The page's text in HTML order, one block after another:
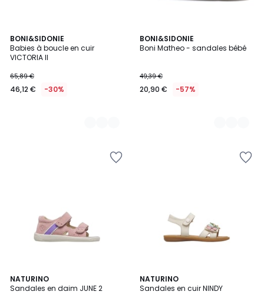
BONI&SIDONIE
Babies à boucle en cuir
VICTORIA II
65,89 €
46,12 € -30%
2
Couleurs
BONI&SIDONIE
Boni Matheo - sandales bébé
49,39 €
20,90 € -57%
2
Couleurs
NATURINO
Sandales en daim JUNE 2
NATURINO
Sandales en cuir NINDY
2
Couleurs